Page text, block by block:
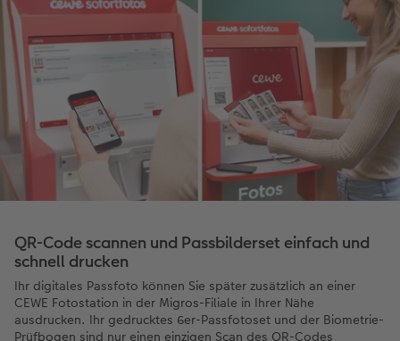
QR-Code scannen und Passbilderset einfach und
schnell drucken
Ihr digitales Passfoto können Sie später zusätzlich an einer
CEWE Fotostation in der Migros-Filiale in Ihrer Nähe
ausdrucken. Ihr gedrucktes 6er-Passfotoset und der Biometrie-
Prüfbogen sind nur einen einzigen Scan des QR-Codes